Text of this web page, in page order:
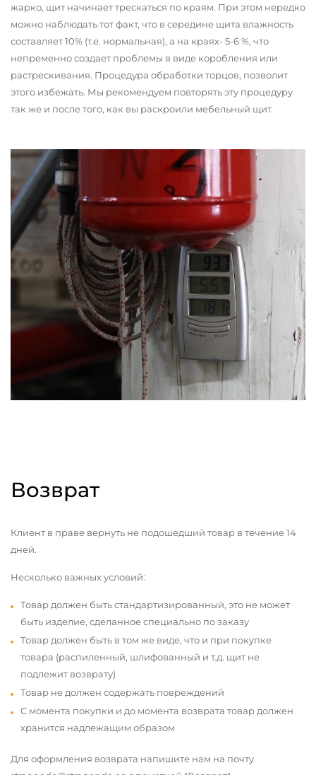
жарко, щит начинает трескаться по краям. При этом нередко
можно наблюдать тот факт, что в середине щита влажность
составляет 10% (т.е. нормальная), а на краях- 5-6 %, что
непременно создает проблемы в виде коробления или
растрескивания. Процедура обработки торцов, позволит
этого избежать. Мы рекомендуем повторять эту процедуру
так же и после того, как вы раскроили мебельный щит.
Возврат
Клиент в праве вернуть не подошедший товар в течение 14
дней.
Несколько важных условий:
Товар должен быть стандартизированный, это не может
быть изделие, сделанное специально по заказу
Товар должен быть в том же виде, что и при покупке
товара (распиленный, шлифованный и т.д. щит не
подлежит возврату)
Товар не должен содержать повреждений
С момента покупки и до момента возврата товар должен
хранится надлежащим образом
Для оформления возврата напишите нам на почту